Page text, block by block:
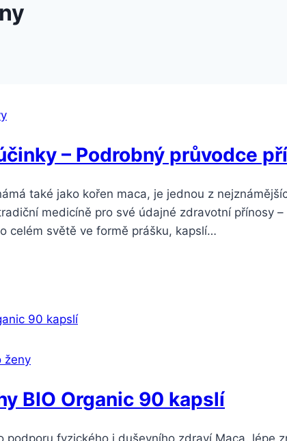
– Podrobný průvodce
také jako kořen maca, je jednou z
medicíně pro své údajné zdravotní přínosy
celém světě ve formě prášku, kapslí…
ženy
BIO Organic 90 kapslí